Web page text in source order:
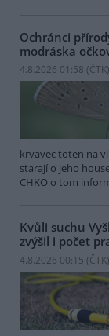
Ochránci
modráska
4.8.2026 01:58 (ČTK)
krvavec toten na
starají o jeho
CHKO o tom
Kvůli suchu
zvýšil i počet
4.8.2026 00:15 (ČTK)